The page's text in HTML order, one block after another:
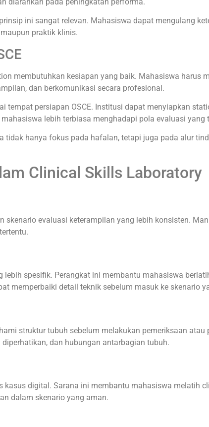
ini sangat relevan. Mahasiswa dapat mengulang
praktik klinis.
membutuhkan kesiapan yang baik. Mahasiswa
dan berkomunikasi secara profesional.
tempat persiapan OSCE. Institusi dapat menyiapkan
lebih terbiasa menghadapi pola evaluasi yang
tidak hanya fokus pada hafalan, tetapi juga pada alur
Clinical Skills Laboratory
skenario evaluasi keterampilan yang lebih konsisten.
spesifik. Perangkat ini membantu mahasiswa
memperbaiki detail teknik sebelum masuk ke skenario
struktur tubuh sebelum melakukan pemeriksaan
dan hubungan antarbagian tubuh.
kasus digital. Sarana ini membantu mahasiswa melatih
dalam skenario yang aman.